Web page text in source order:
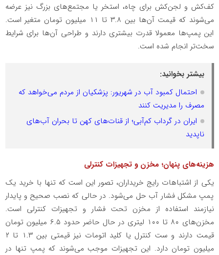
کف‌کش و لجن‌کش برای چاه، استخر یا مجتمع‌های بزرگ نیز عرضه
می‌شوند که قیمت آن‌ها بین ۳.۸ تا ۱۱ میلیون تومان متغیر است.
این پمپ‌ها معمولا قدرت بیشتری دارند و طراحی آن‌ها برای شرایط
سخت‌تر انجام شده است.
بیشتر بخوانید:
احتمال کمبود آب در شهریور: پزشکیان از مردم می‌خواهد که
مصرف را مدیریت کنند
ایران در گرداب کم‌آبی؛ از قنات‌های کهن تا بحران آب‌های
ناپدید
هزینه‌های پنهان؛ مخزن و تجهیزات کنترلی
یکی از اشتباهات رایج خریداران، تصور این است که تنها با خرید یک
پمپ مشکل فشار آب حل می‌شود. در حالی که نصب صحیح و پایدار
نیازمند استفاده از مخزن تحت فشار و تجهیزات کنترلی است.
مخزن‌های ۸۰ تا ۱۰۰ لیتری در حال حاضر حدود ۶.۵ میلیون تومان
قیمت دارند و ست کنترل یا کلید اتومات نیز قیمتی بین ۱.۳ تا ۲
میلیون تومان دارد. این تجهیزات موجب می‌شوند که پمپ تنها در